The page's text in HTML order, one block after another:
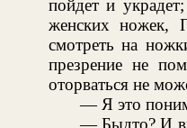
пойдет и
женских ножек,
смотреть на
презрение не
оторваться не
— Я это
— Быдто? И